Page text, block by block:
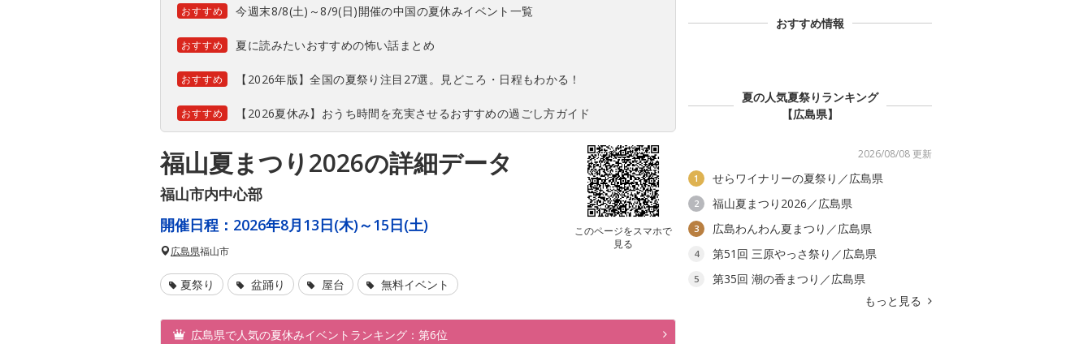
おすすめ 今週末8/8(土)～8/9(日)開催の中国の夏休みイベント一覧
おすすめ 夏に読みたいおすすめの怖い話まとめ
おすすめ 【2026年版】全国の夏祭り注目27選。見どころ・日程もわかる！
おすすめ 【2026夏休み】おうち時間を充実させるおすすめの過ごし方ガイド
福山夏まつり2026の詳細データ
福山市内中心部
このページをスマホで
見る
開催日程： 2026年8月13日(木)～15日(土)
広島県福山市
夏祭り 盆踊り 屋台 無料イベント
広島県で人気の夏休みイベントランキング：第6位
おすすめ情報
夏の人気夏祭りランキング
【広島県】
2026/08/08 更新
1 せらワイナリーの夏祭り／広島県
2 福山夏まつり2026／広島県
3 広島わんわん夏まつり／広島県
4 第51回 三原やっさ祭り／広島県
5
第35回 潮の香まつり／広島県
もっと見る